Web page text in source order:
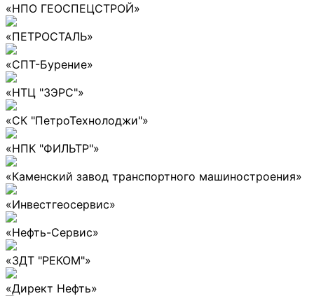
«НПО ГЕОСПЕЦСТРОЙ»
«ПЕТРОСТАЛЬ»
«СПТ-Бурение»
«НТЦ "ЗЭРС"»
«СК "ПетроТехнолоджи"»
«НПК "ФИЛЬТР"»
«Каменский завод транспортного машиностроения»
«Инвестгеосервис»
«Нефть-Сервис»
«ЗДТ "РЕКОМ"»
«Директ Нефть»